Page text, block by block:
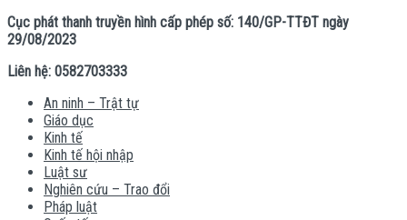
Cục phát thanh truyền hình cấp phép số: 140/GP-TTĐT ngày
29/08/2023
Liên hệ: 0582703333
An ninh – Trật tự
Giáo dục
Kinh tế
Kinh tế hội nhập
Luật sư
Nghiên cứu – Trao đổi
Pháp luật